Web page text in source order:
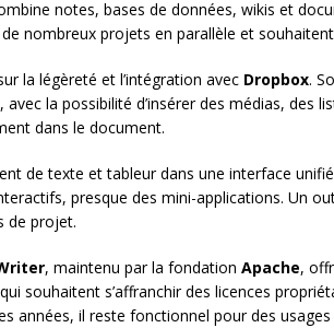
notes, bases de données, wikis et
nombreux projets en parallèle et
la légèreté et l’intégration avec Dropbox.
la possibilité d’insérer des médias, des
dans le document.
de texte et tableur dans une interface
presque des mini-applications. Un
de projet.
, maintenu par la fondation Apache,
souhaitent s’affranchir des licences
années, il reste fonctionnel pour des